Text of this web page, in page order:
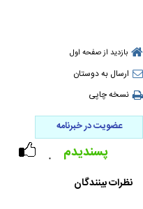
بازدید از صفحه اول
ارسال به دوستان
نسخه چاپی
عضویت در خبرنامه
۰ پسندیدم
نظرات بینندگان